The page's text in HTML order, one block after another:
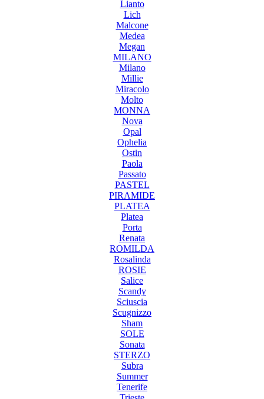
Lianto
Lich
Malcone
Medea
Megan
MILANO
Milano
Millie
Miracolo
Molto
MONNA
Nova
Opal
Ophelia
Ostin
Paola
Passato
PASTEL
PIRAMIDE
PLATEA
Platea
Porta
Renata
ROMILDA
Rosalinda
ROSIE
Salice
Scandy
Sciuscia
Scugnizzo
Sham
SOLE
Sonata
STERZO
Subra
Summer
Tenerife